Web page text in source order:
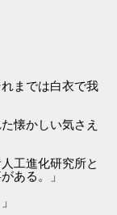
までは白衣で我
懐かしい気さえ
工進化研究所と
ある。」